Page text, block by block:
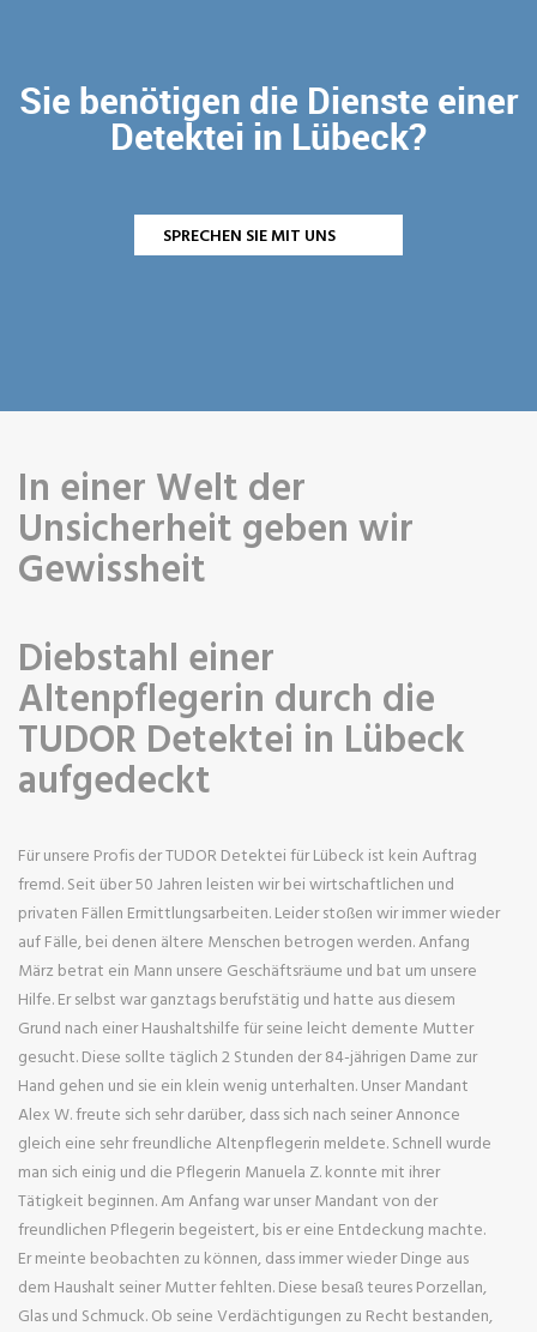
Sie benötigen die Dienste einer
Detektei in Lübeck?
SPRECHEN SIE MIT UNS
In einer Welt der
Unsicherheit geben wir
Gewissheit
Diebstahl einer
Altenpflegerin durch die
TUDOR Detektei in Lübeck
aufgedeckt
Für unsere Profis der TUDOR Detektei für Lübeck ist kein Auftrag
fremd. Seit über 50 Jahren leisten wir bei wirtschaftlichen und
privaten Fällen Ermittlungsarbeiten. Leider stoßen wir immer wieder
auf Fälle, bei denen ältere Menschen betrogen werden. Anfang
März betrat ein Mann unsere Geschäftsräume und bat um unsere
Hilfe. Er selbst war ganztags berufstätig und hatte aus diesem
Grund nach einer Haushaltshilfe für seine leicht demente Mutter
gesucht. Diese sollte täglich 2 Stunden der 84-jährigen Dame zur
Hand gehen und sie ein klein wenig unterhalten. Unser Mandant
Alex W. freute sich sehr darüber, dass sich nach seiner Annonce
gleich eine sehr freundliche Altenpflegerin meldete. Schnell wurde
man sich einig und die Pflegerin Manuela Z. konnte mit ihrer
Tätigkeit beginnen. Am Anfang war unser Mandant von der
freundlichen Pflegerin begeistert, bis er eine Entdeckung machte.
Er meinte beobachten zu können, dass immer wieder Dinge aus
dem Haushalt seiner Mutter fehlten. Diese besaß teures Porzellan,
Glas und Schmuck. Ob seine Verdächtigungen zu Recht bestanden,